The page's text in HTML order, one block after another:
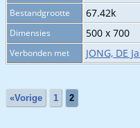
Bestandgrootte 67.42k
Dimensies 500 x 700
Verbonden met JONG, DE
«Vorige 1 2